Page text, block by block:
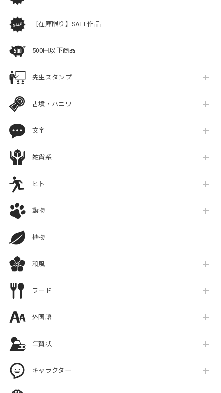
【在庫限り】SALE作品
500円以下商品
先生スタンプ
古墳・ハニワ
文字
雑貨系
ヒト
動物
植物
和風
フード
外国語
年賀状
キャラクター